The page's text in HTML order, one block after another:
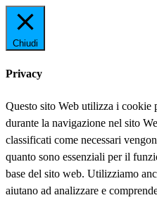
Chiudi
Privacy
Questo sito Web utilizza i cookie
durante la navigazione nel sito
classificati come necessari
quanto sono essenziali per il
base del sito web. Utilizziamo
aiutano ad analizzare e